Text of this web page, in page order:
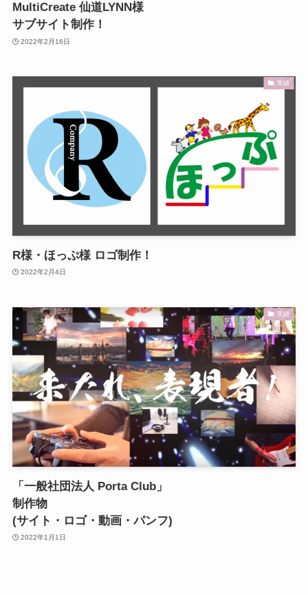
MultiCreate 仙道LYNN様
サブサイト制作！
2022年2月16日
実績
R様・ほっぷ様 ロゴ制作！
2022年2月4日
実績
「一般社団法人 Porta Club」
制作物
(サイト・ロゴ・動画・パンフ)
2022年1月1日